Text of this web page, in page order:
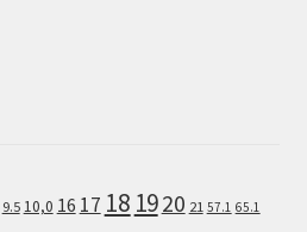
9.5 10,0 16 17 18 1920 21 57.1 65.1